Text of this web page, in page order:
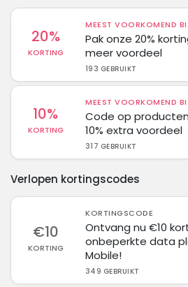
20%
KORTING
MEEST VOORKOMEND
Pak onze 20%
meer voordeel
193 GEBRUIKT
10%
KORTING
MEEST VOORKOMEND
Code op
10% extra voordeel
317 GEBRUIKT
Verlopen kortingscodes
€10
KORTING
KORTINGSCODE
Ontvang nu €10
onbeperkte data
Mobile!
349 GEBRUIKT